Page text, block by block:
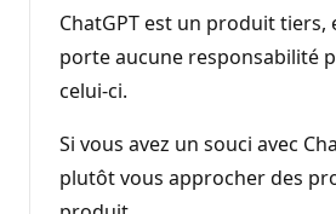
ChatGPT est un produit
porte aucune responsabilité
celui-ci.
Si vous avez un souci avec
plutôt vous approcher des